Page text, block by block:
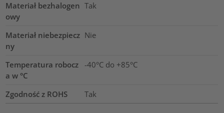
Materiał bezhalogen
owy
Tak
Materiał niebezpiecz
ny
Nie
Temperatura robocz
a w °C
-40°C do +85°C
Zgodność z ROHS Tak